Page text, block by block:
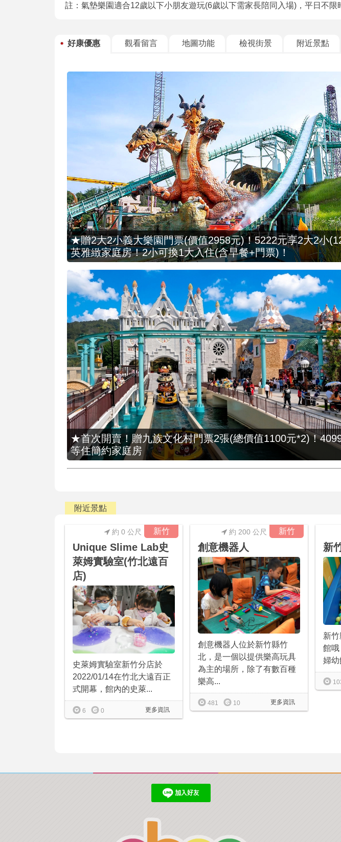
註：氣墊樂園適合12歲以下小朋友遊玩(6歲以下需家長陪同入場)，平日不限
好康優惠 觀看留言 地圖功能 檢視街景 附近景點
★贈2大2小義大樂園門票(價值2958元)！5222元享2大2小
英雅緻家庭房！2小可換1大入住(含早餐+門票)！
★首次開賣！贈九族文化村門票2張(總價值1100元*2)！
等住簡約家庭房
附近景點
新竹
約 0 公尺
Unique Slime Lab史
萊姆實驗室(竹北遠百
店)
史萊姆實驗室新竹分店於
2022/01/14在竹北大遠百正
式開幕，館內的史萊...
更多資訊
6 0
新竹
約 200 公尺
創意機器人
創意機器人位於新竹縣竹
北，是一個以提供樂高玩具
為主的場所，除了有數百種
樂高...
更多資訊
481 10
新
新
館
婦幼